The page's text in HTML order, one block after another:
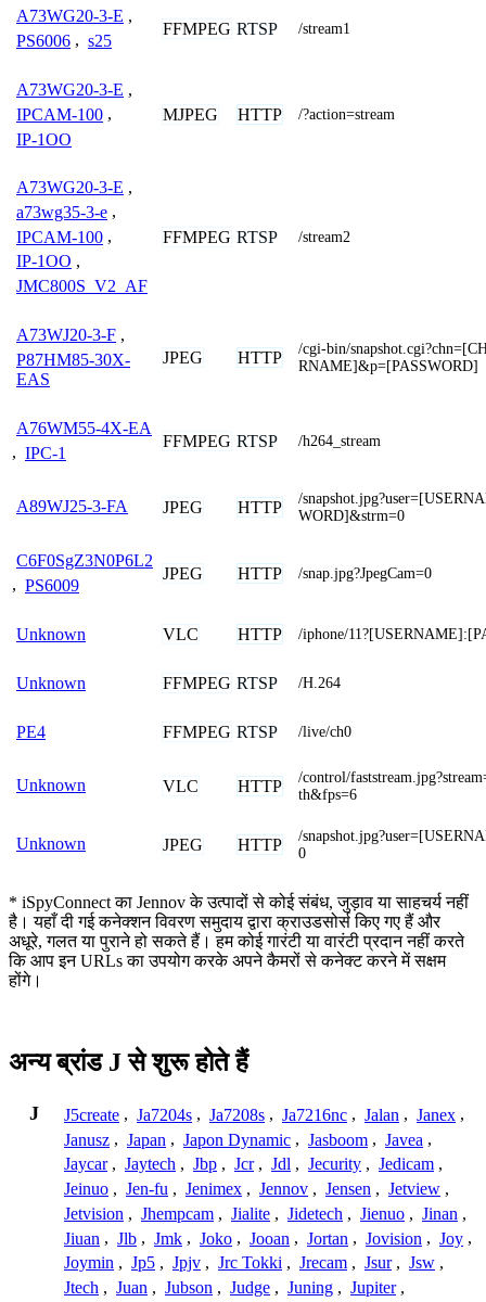
A73WG20-3-E ,
PS6006 , s25
FFMPEG RTSP /stream1
A73WG20-3-E ,
IPCAM-100 ,
IP-1OO
MJPEG HTTP /?action=stream
A73WG20-3-E ,
a73wg35-3-e ,
IPCAM-100 ,
IP-1OO ,
JMC800S_V2_AF
FFMPEG RTSP /stream2
A73WJ20-3-F ,
P87HM85-30X-
EAS
JPEG HTTP
/cgi-bin/
RNAME]&p=[PASSWORD]
A76WM55-4X-EA
, IPC-1
FFMPEG RTSP /h264_stream
A89WJ25-3-FA JPEG HTTP
/
WORD]&strm=0
C6F0SgZ3N0P6L2
, PS6009
JPEG HTTP /snap.jpg?JpegCam=0
Unknown VLC HTTP /iphone/
Unknown FFMPEG RTSP /H.264
PE4 FFMPEG RTSP /live/ch0
Unknown VLC HTTP
/control/
th&fps=6
Unknown JPEG HTTP
/
0
* iSpyConnect का Jennov के उत्पादों से कोई संबंध, जुड़ाव या साहचर्य नहीं
है। यहाँ दी गई कनेक्शन विवरण समुदाय द्वारा क्राउडसोर्स किए गए हैं और
अधूरे, गलत या पुराने हो सकते हैं। हम कोई गारंटी या वारंटी प्रदान नहीं करते
कि आप इन URLs का उपयोग करके अपने कैमरों से कनेक्ट करने में सक्षम
होंगे।
अन्य ब्रांड J से शुरू होते हैं
J J5create , Ja7204s , Ja7208s , Ja7216nc , Jalan , Janex ,
Janusz , Japan , Japon Dynamic , Jasboom , Javea ,
Jaycar , Jaytech , Jbp , Jcr , Jdl , Jecurity , Jedicam ,
Jeinuo , Jen-fu , Jenimex , Jennov , Jensen , Jetview ,
Jetvision , Jhempcam , Jialite , Jidetech , Jienuo , Jinan ,
Jiuan , Jlb , Jmk , Joko , Jooan , Jortan , Jovision , Joy ,
Joymin , Jp5 , Jpjv , Jrc Tokki , Jrecam , Jsur , Jsw ,
Jtech , Juan , Jubson , Judge , Juning , Jupiter ,